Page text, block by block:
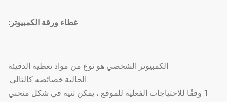
غطاء ورقة الكمبيوتر:
الكمبيوتر الشخصي هو نوع من مواد تغطية الدفيئة
الحالية.خصائصه كالتالي:
1 وفقًا للاحتياجات الفعلية للموقع ، يمكن ثنيه في شكل منحني